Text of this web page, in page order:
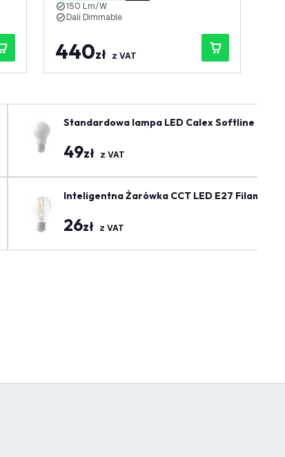
150 Lm/W
Dali Dimmable
440zł z VAT
Standardowa lampa LED Calex Softline Ø60 -
49zł z VAT
Inteligentna Żarówka CCT LED E27
26zł z VAT